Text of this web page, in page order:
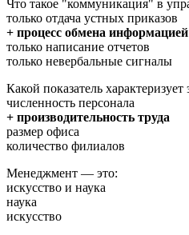
Что такое "коммуникация" в
только отдача устных приказов
+ процесс обмена
только написание отчетов
только невербальные сигналы
Какой показатель
численность персонала
+ производительность труда
размер офиса
количество филиалов
Менеджмент — это:
искусство и наука
наука
искусство